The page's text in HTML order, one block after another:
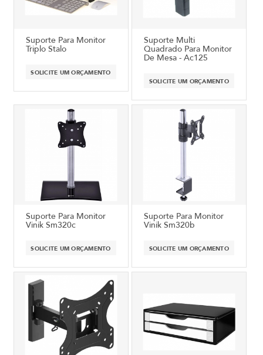
Suporte Para Monitor
Triplo Stalo
SOLICITE UM ORÇAMENTO
Suporte Multi
Quadrado Para Monitor
De Mesa - Ac125
SOLICITE UM ORÇAMENTO
Suporte Para Monitor
Vinik Sm320c
SOLICITE UM ORÇAMENTO
Suporte Para Monitor
Vinik Sm320b
SOLICITE UM ORÇAMENTO